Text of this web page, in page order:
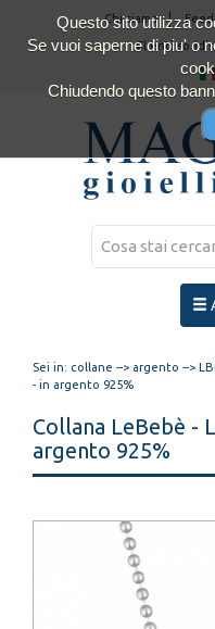
Chi siamo
Clienti
Sei in: collane --> argento -->
- in argento 925%
Collana LeBebè -
argento 925%
Questo sito utilizza
Se vuoi saperne di piu' o
Chiudendo questo